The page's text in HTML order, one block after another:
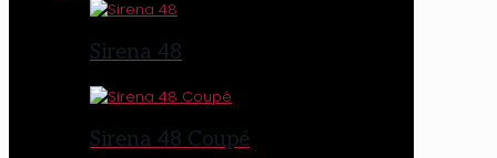
Sirena 48
Sirena 48 Coupé